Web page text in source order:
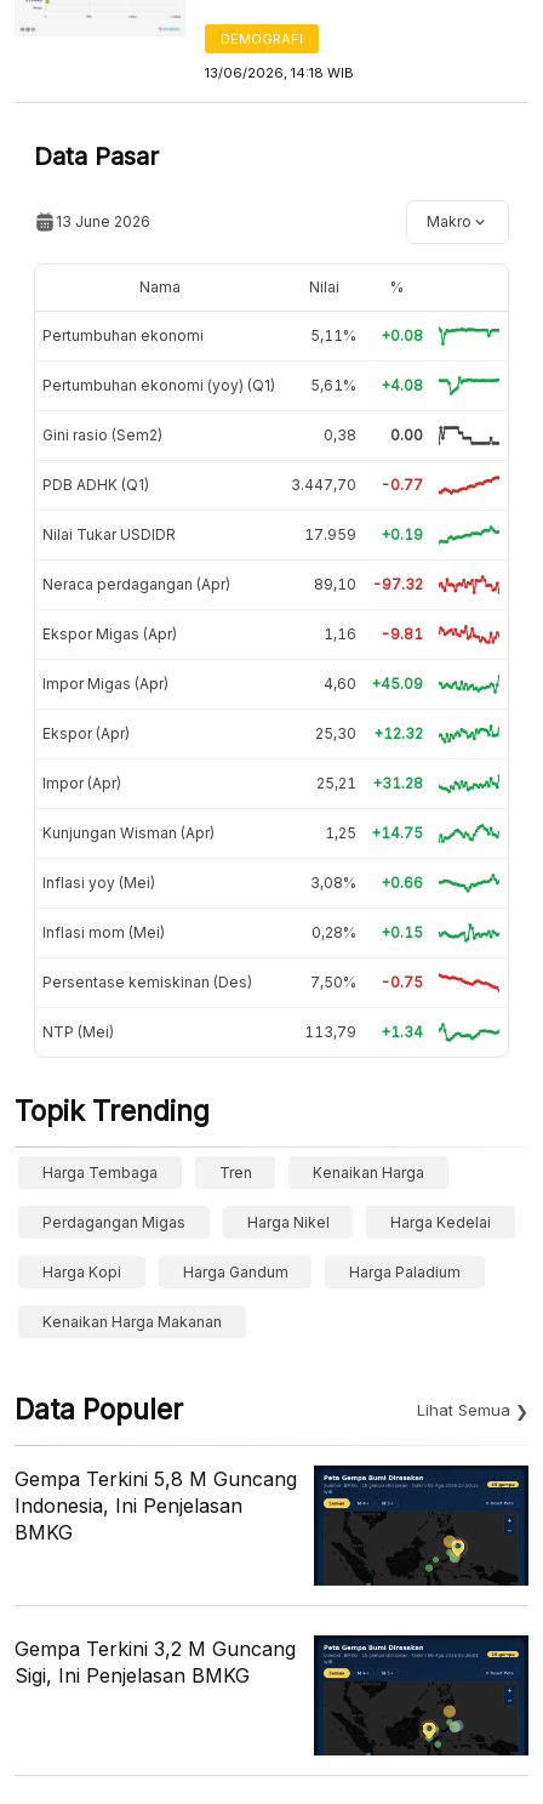
DEMOGRAFI
13/06/2026, 14:18 WIB
Data Pasar
13 June 2026 Makro
Nama Nilai %
Pertumbuhan ekonomi 5,11% +0.08
Pertumbuhan ekonomi (yoy) (Q1) 5,61% +4.08
Gini rasio (Sem2) 0,38 0.00
PDB ADHK (Q1) 3.447,70 -0.77
Nilai Tukar USDIDR 17.959 +0.19
Neraca perdagangan (Apr) 89,10 -97.32
Ekspor Migas (Apr) 1,16 -9.81
Impor Migas (Apr) 4,60 +45.09
Ekspor (Apr) 25,30 +12.32
Impor (Apr) 25,21 +31.28
Kunjungan Wisman (Apr) 1,25 +14.75
Inflasi yoy (Mei) 3,08% +0.66
Inflasi mom (Mei) 0,28% +0.15
Persentase kemiskinan (Des) 7,50% -0.75
NTP (Mei) 113,79 +1.34
Topik Trending
Harga Tembaga Tren Kenaikan Harga
Perdagangan Migas Harga Nikel Harga Kedelai
Harga Kopi Harga Gandum Harga Paladium
Kenaikan Harga Makanan
Data Populer Lihat Semua
Gempa Terkini 5,8 M Guncang
Indonesia, Ini Penjelasan
BMKG
Gempa Terkini 3,2 M Guncang
Sigi, Ini Penjelasan BMKG